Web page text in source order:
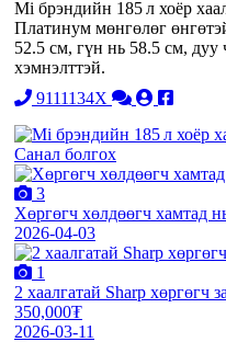
Mi брэндийн 185 л хоёр
Платинум мөнгөлөг
52.5 см, гүн нь 58.5 см,
хэмнэлттэй.
9111134X
Санал болгох
3
Хөргөгч хөлдөөгч хамтад
2026-04-03
1
2 хаалгатай Sharp хөргөгч
350,000₮
2026-03-11